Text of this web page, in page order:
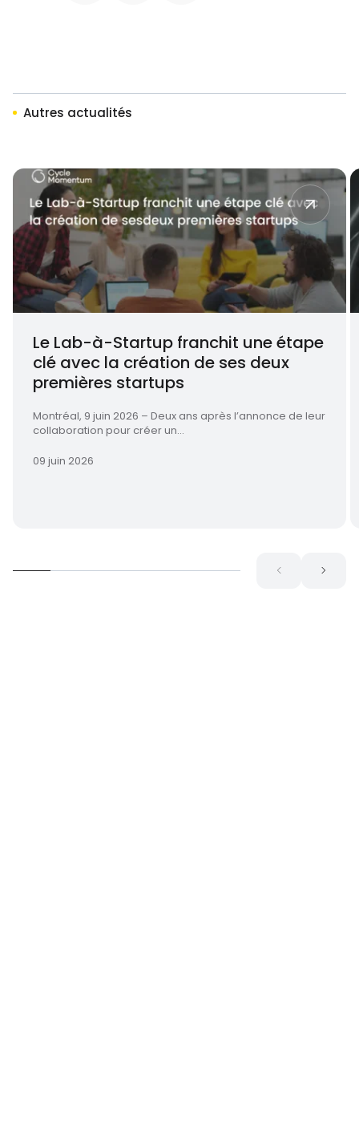
Autres actualités
Le Lab-à-Startup franchit une étape
clé avec la création de ses deux
premières startups
Montréal, 9 juin 2026 – Deux ans après l’annonce de leur
collaboration pour créer un...
09 juin 2026